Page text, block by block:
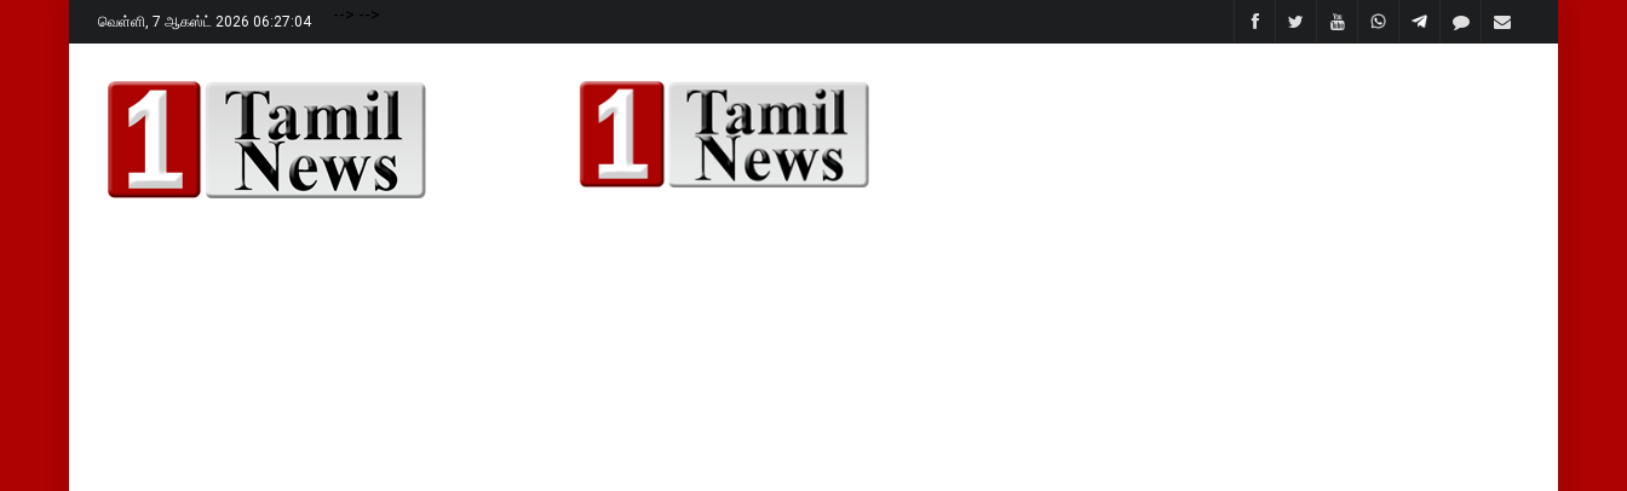
வெள்ளி, 7 ஆகஸ்ட் 2026 06:27:05 --> -->